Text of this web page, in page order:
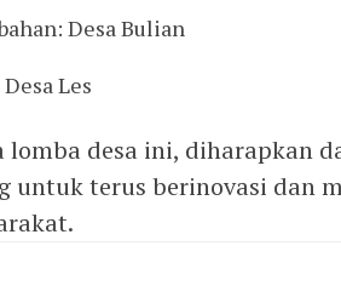
Desa Bulian
Les
lomba desa ini, diharapkan
untuk terus berinovasi dan